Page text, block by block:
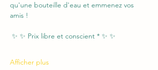
qu'une bouteille d'eau et emmenez vos
amis !
✨ ✨ Prix libre et conscient * ✨ ✨
Afficher plus